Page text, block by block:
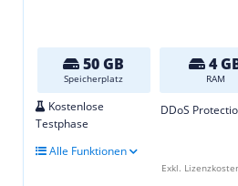
50 GB
Speicherplatz
4
RAM
Kostenlose
Testphase
DDoS
Alle Funktionen
Exkl.